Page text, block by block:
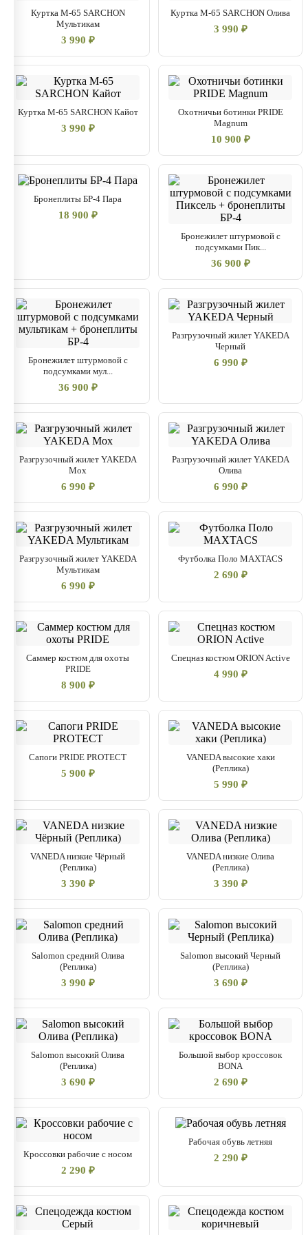
Производство:Россия, Taygerr
Назначение:Охота, рыбалка, туризм
Куртка М-65 SARCHON
Мультикам
3 990 ₽
Куртка М-65 SARCHON Олива
3 990 ₽
Куртка М-65 SARCHON Кайот
3 990 ₽
Охотничьи ботинки PRIDE
Magnum
10 900 ₽
Бронеплиты БР-4 Пара
18 900 ₽
Бронежилет штурмовой с
подсумками Пик...
36 900 ₽
Бронежилет штурмовой с
подсумками мул...
36 900 ₽
Разгрузочный жилет YAKEDA
Черный
6 990 ₽
Разгрузочный жилет YAKEDA
Мох
6 990 ₽
Разгрузочный жилет YAKEDA
Олива
6 990 ₽
Разгрузочный жилет YAKEDA
Мультикам
6 990 ₽
Футболка Поло MAXTACS
2 690 ₽
Саммер костюм для охоты
PRIDE
8 900 ₽
Спецназ костюм ORION Active
4 990 ₽
Сапоги PRIDE PROTECT
5 900 ₽
VANEDA высокие хаки
(Реплика)
5 990 ₽
VANEDA низкие Чёрный
(Реплика)
3 390 ₽
VANEDA низкие Олива
(Реплика)
3 390 ₽
Salomon средний Олива
(Реплика)
3 990 ₽
Salomon высокий Черный
(Реплика)
3 690 ₽
Salomon высокий Олива
(Реплика)
3 690 ₽
Большой выбор кроссовок
BONA
2 690 ₽
Кроссовки рабочие с носом
2 290 ₽
Рабочая обувь летняя
2 290 ₽